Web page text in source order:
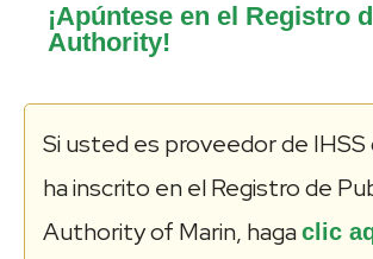
¡Apúntese en el Registro
Authority!
Si usted es proveedor de IHSS
ha inscrito en el Registro de
Authority of Marin, hagaclic